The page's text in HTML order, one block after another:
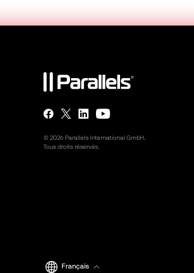
© 2026 Parallels International GmbH.
Tous droits réservés.
Français